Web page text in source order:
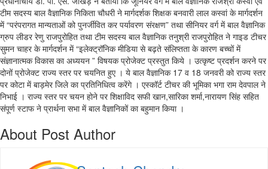
टीम सदस्य बाल वैज्ञानिक निकिता चौधरी ने मार्गदर्शक शिक्षक बनवारी लाल कस्वां के मार्गदर्शन
में “परंपरागत मान्यताओं को पुनर्जीवित कर पर्यावरण संरक्षण” तथा सीनियर वर्ग में बाल वैज्ञानिक
ग्रुप लीडर रेणु राजपुरोहित तथा टीम सदस्य बाल वैज्ञानिक तनुश्री राजपुरोहित ने गाइड टीचर
सुमन चाहर के मार्गदर्शन में “इलेक्ट्रॉनिक मीडिया से बढ़ते संलिप्तता के कारण बच्चों में
संज्ञानात्मक विकास का अध्ययन ” विषयक प्रोजेक्ट प्रस्तुत किये । उत्कृष्ट प्रदर्शन करने पर
दोनों प्रोजेक्ट राज्य स्तर पर चयनित हुए । ये बाल वैज्ञानिक 17 व 18 जनवरी को राज्य स्तर
पर कोटा में बाड़मेर जिले का प्रतिनिधित्व करेंगे । एस्कॉर्ट टीचर की भूमिका भगा राम देवपाल ने
निभाई । राज्य स्तर पर चयन होने पर शिक्षाविद सफी खान,सारिका शर्मा,नारायण सिंह सहित
संपूर्ण स्टाफ ने प्रार्थना सभा में बाल वैज्ञानिकों का बहुमान किया ।
About Post Author